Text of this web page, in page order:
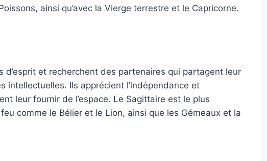
ainsi qu’avec la Vierge terrestre et le Capricorne.
d’esprit et recherchent des partenaires qui partagent leur
intellectuelles. Ils apprécient l’indépendance et
leur fournir de l’espace. Le Sagittaire est le plus
comme le Bélier et le Lion, ainsi que les Gémeaux et la